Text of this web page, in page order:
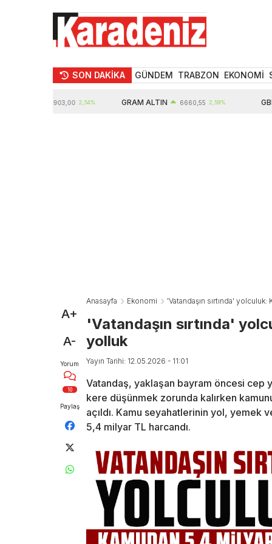
SON DAKİKA GÜNDEM TRABZON EKONOMİ
10903,00 2,54% GRAM ALTIN 6660,55 2,59%
A+
A-
Yorum
10
Paylaş
Anasayfa Ekonomi 'Vatandaşın sırtında'
'Vatandaşın sırtında'
yolluk
Yayın Tarihi: 12.05.2026 - 11:01
Vatandaş, yaklaşan bayram öncesi cep
kere düşünmek zorunda kalırken
açıldı. Kamu seyahatlerinin yol, yemek
5,4 milyar TL harcandı.